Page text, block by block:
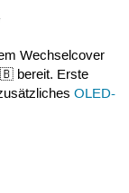
Wechselcover
bereit. Erste
OLED-